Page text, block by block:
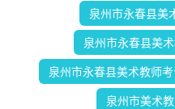
泉州市永春县美
泉州市永春县美
泉州市永春县美术教师
泉州市美术